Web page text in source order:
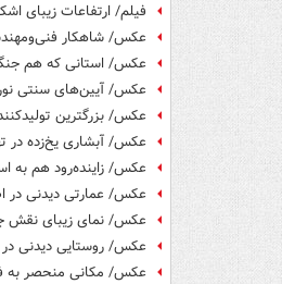
فیلم/ ارتفاعات زیبای
عکس/ شاهکار
عکس/ استانی که هم
عکس/ آیین‌های سنتی
عکس/ بزرگترین
عکس/ آبشاری یخ‌زده‌ در
عکس/ زاینده‌رود هم به
عکس/ عمارتی دیدنی در
عکس/ نمای زیبای نقش
عکس/ روستایی دیدنی در
عکس/ مکانی منحصر به